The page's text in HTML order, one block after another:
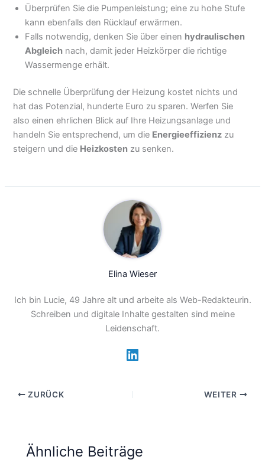
Überprüfen Sie die Pumpenleistung; eine zu hohe Stufe
kann ebenfalls den Rücklauf erwärmen.
Falls notwendig, denken Sie über einen hydraulischen
Abgleich nach, damit jeder Heizkörper die richtige
Wassermenge erhält.
Die schnelle Überprüfung der Heizung kostet nichts und
hat das Potenzial, hunderte Euro zu sparen. Werfen Sie
also einen ehrlichen Blick auf Ihre Heizungsanlage und
handeln Sie entsprechend, um die Energieeffizienz zu
steigern und die Heizkosten zu senken.
Elina Wieser
Ich bin Lucie, 49 Jahre alt und arbeite als Web-Redakteurin.
Schreiben und digitale Inhalte gestalten sind meine
Leidenschaft.
ZURÜCK WEITER
Ähnliche Beiträge